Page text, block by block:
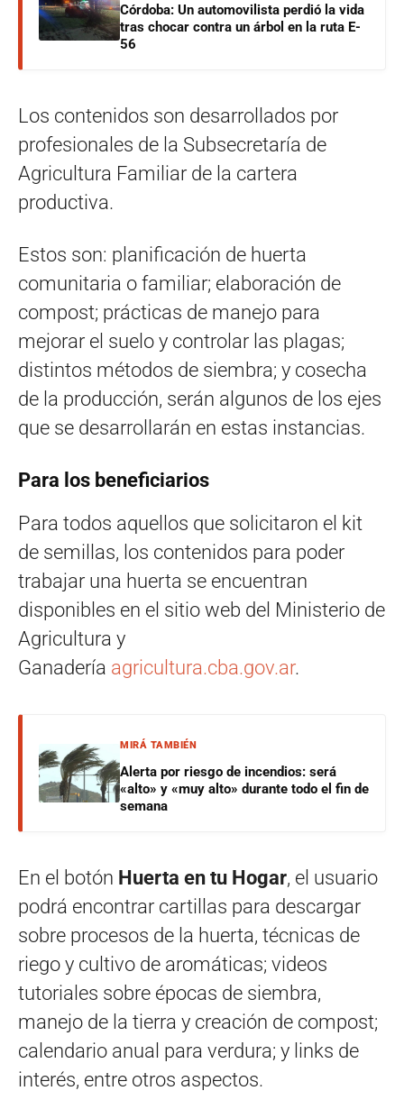
Córdoba: Un automovilista perdió la vida
tras chocar contra un árbol en la ruta E-
56
Los contenidos son desarrollados por
profesionales de la Subsecretaría de
Agricultura Familiar de la cartera
productiva.
Estos son: planificación de huerta
comunitaria o familiar; elaboración de
compost; prácticas de manejo para
mejorar el suelo y controlar las plagas;
distintos métodos de siembra; y cosecha
de la producción, serán algunos de los ejes
que se desarrollarán en estas instancias.
Para los beneficiarios
Para todos aquellos que solicitaron el kit
de semillas, los contenidos para poder
trabajar una huerta se encuentran
disponibles en el sitio web del Ministerio de
Agricultura y
Ganadería agricultura.cba.gov.ar.
MIRÁ TAMBIÉN
Alerta por riesgo de incendios: será
«alto» y «muy alto» durante todo el fin de
semana
En el botón Huerta en tu Hogar, el usuario
podrá encontrar cartillas para descargar
sobre procesos de la huerta, técnicas de
riego y cultivo de aromáticas; videos
tutoriales sobre épocas de siembra,
manejo de la tierra y creación de compost;
calendario anual para verdura; y links de
interés, entre otros aspectos.